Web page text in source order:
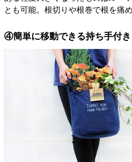
とも可能。根切りや根巻で根を痛
④簡単に移動できる持ち手付き